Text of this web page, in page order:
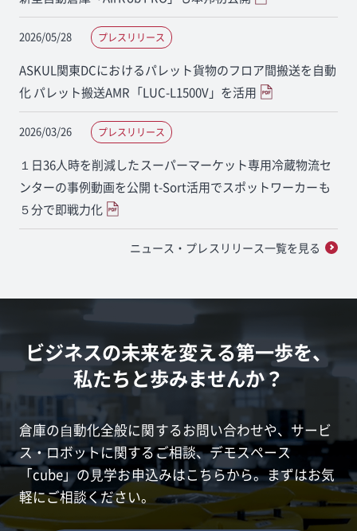
2026/05/28 プレスリリース
ASKUL関東DCにおけるパレット貨物のフロア間搬送を自動
化 パレット搬送AMR「LUC-L1500V」を活用
2026/03/26 プレスリリース
１日36人時を削減したスーパーマーケット専用冷蔵物流セ
ンターの事例動画を公開 t-Sort活用でスポットワーカーも
５分で即戦力化
ニュース・プレスリリース一覧を見る
ビジネスの未来を変える第一歩を、
私たちと歩みませんか？
倉庫の⾃動化全般に関するお問い合わせや、サービ
ス・ロボットに関するご相談、デモスペース
「cube」の⾒学お申込みはこちらから。まずはお気
軽にご相談ください。